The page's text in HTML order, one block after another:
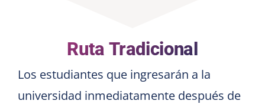
Ruta Tradicional
Los estudiantes que ingresarán a la
universidad inmediatamente después de